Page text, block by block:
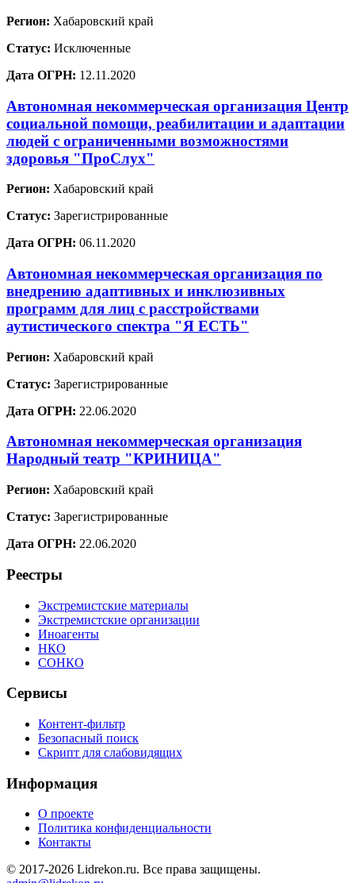
Регион: Хабаровский край
Статус: Исключенные
Дата ОГРН: 12.11.2020
Автономная некоммерческая организация Центр
социальной помощи, реабилитации и адаптации
людей с ограниченными возможностями
здоровья "ПроСлух"
Регион: Хабаровский край
Статус: Зарегистрированные
Дата ОГРН: 06.11.2020
Автономная некоммерческая организация по
внедрению адаптивных и инклюзивных
программ для лиц с расстройствами
аутистического спектра "Я ЕСТЬ"
Регион: Хабаровский край
Статус: Зарегистрированные
Дата ОГРН: 22.06.2020
Автономная некоммерческая организация
Народный театр "КРИНИЦА"
Регион: Хабаровский край
Статус: Зарегистрированные
Дата ОГРН: 22.06.2020
Реестры
Экстремистские материалы
Экстремистские организации
Иноагенты
НКО
СОНКО
Сервисы
Контент-фильтр
Безопасный поиск
Скрипт для слабовидящих
Информация
О проекте
Политика конфиденциальности
Контакты
© 2017-2026 Lidrekon.ru. Все права защищены.